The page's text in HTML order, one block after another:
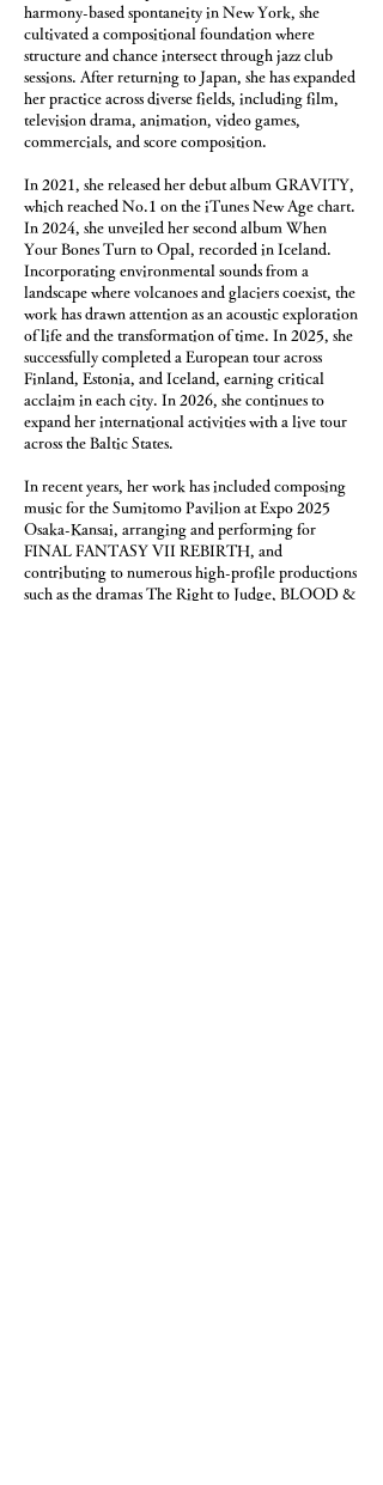
harmony-based spontaneity in New York, she
cultivated a compositional foundation where
structure and chance intersect through jazz club
sessions. After returning to Japan, she has expanded
her practice across diverse fields, including film,
television drama, animation, video games,
commercials, and score composition.
In 2021, she released her debut album GRAVITY,
which reached No.1 on the iTunes New Age chart.
In 2024, she unveiled her second album When
Your Bones Turn to Opal, recorded in Iceland.
Incorporating environmental sounds from a
landscape where volcanoes and glaciers coexist, the
work has drawn attention as an acoustic exploration
of life and the transformation of time. In 2025, she
successfully completed a European tour across
Finland, Estonia, and Iceland, earning critical
acclaim in each city. In 2026, she continues to
expand her international activities with a live tour
across the Baltic States.
In recent years, her work has included composing
music for the Sumitomo Pavilion at Expo 2025
Osaka-Kansai, arranging and performing for
FINAL FANTASY VII REBIRTH, and
contributing to numerous high-profile productions
such as the dramas The Right to Judge, BLOOD &